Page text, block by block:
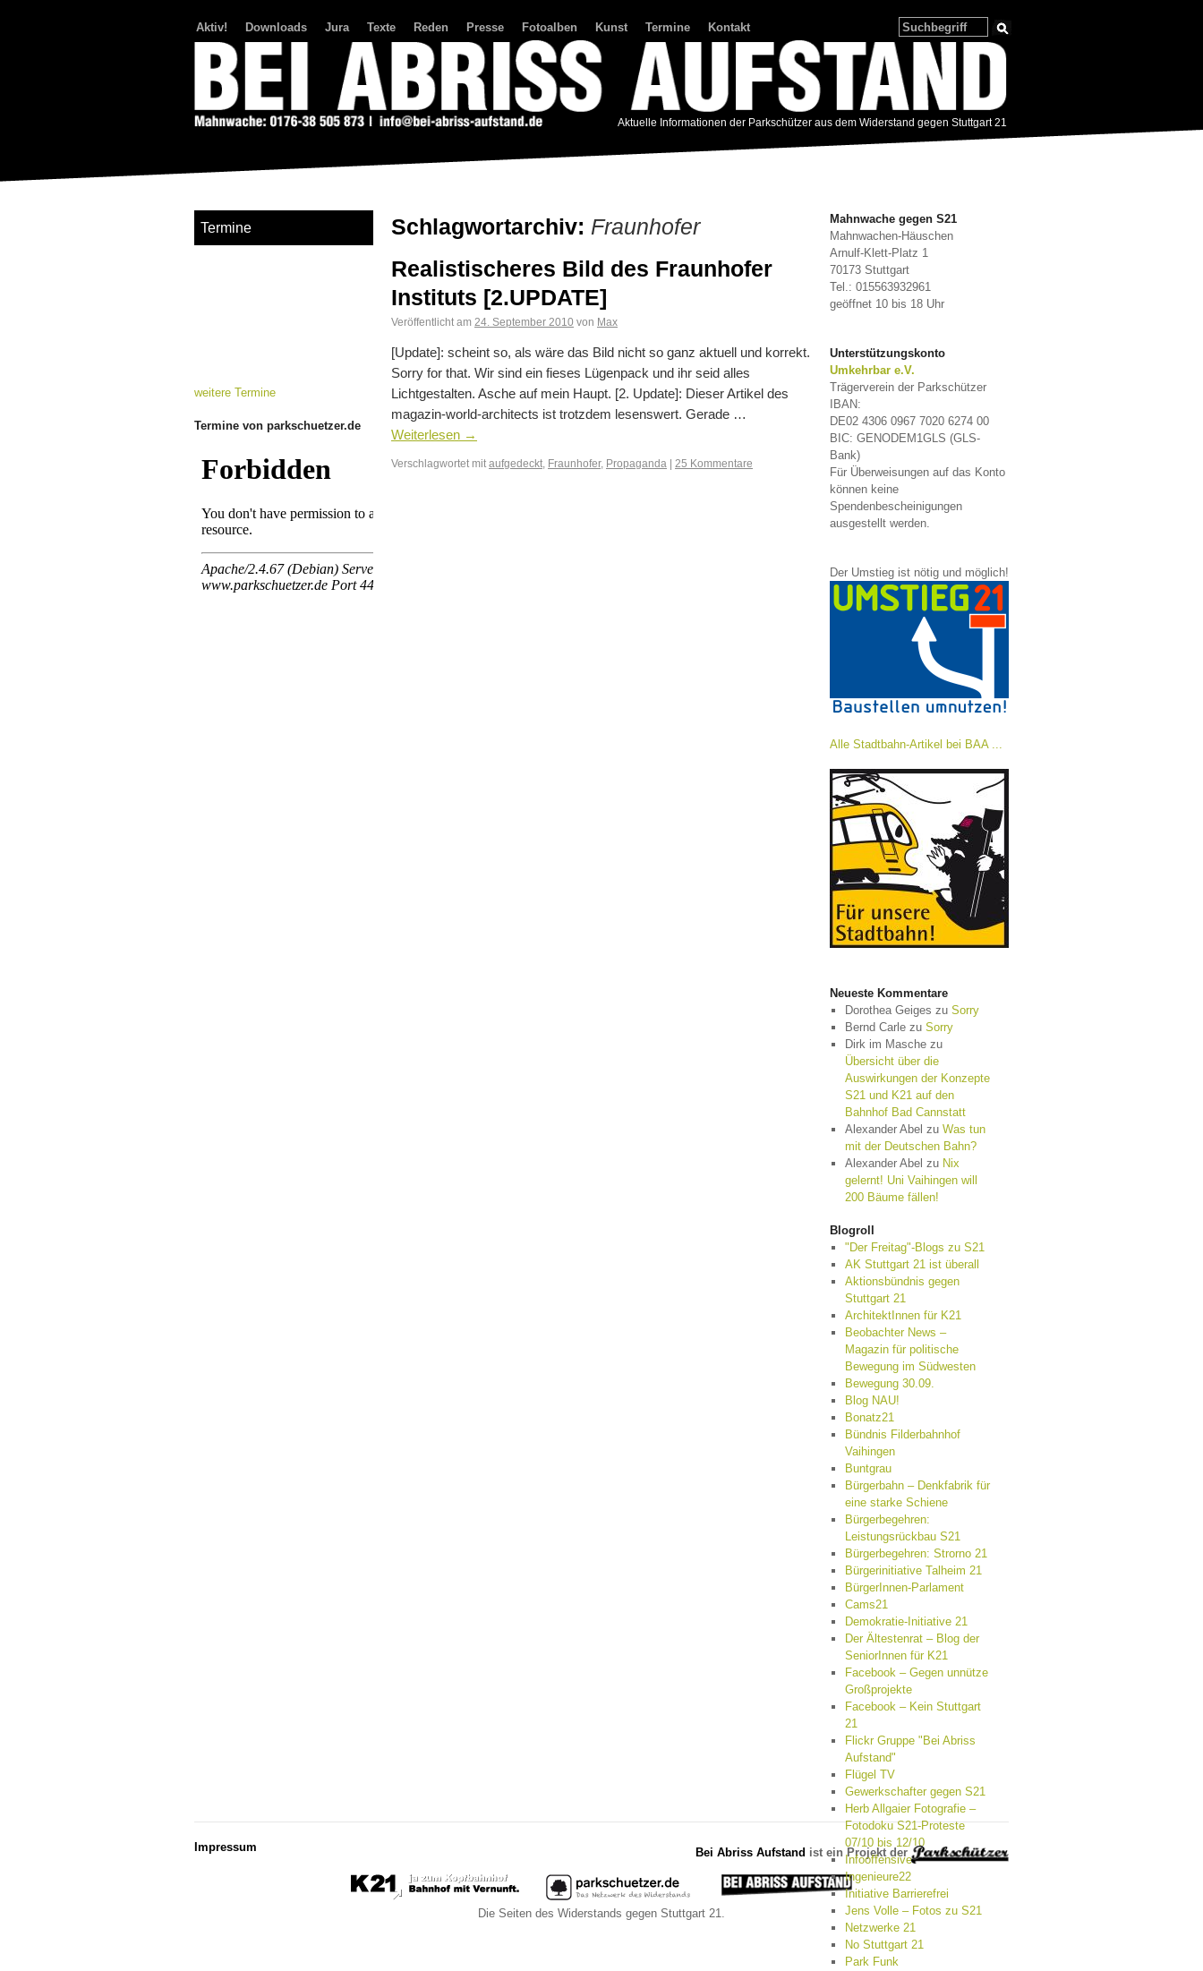
Aktiv! Downloads Jura Texte Reden Presse Fotoalben Kunst Termine Kontakt
Aktuelle Informationen der Parkschützer aus dem Widerstand gegen Stuttgart 21
Schlagwortarchiv: Fraunhofer
Realistischeres Bild des Fraunhofer
Instituts [2.UPDATE]
Veröffentlicht am 24. September 2010 von Max
[Update]: scheint so, als wäre das Bild nicht so ganz aktuell und korrekt.
Sorry for that. Wir sind ein fieses Lügenpack und ihr seid alles
Lichtgestalten. Asche auf mein Haupt. [2. Update]: Dieser Artikel des
magazin-world-architects ist trotzdem lesenswert. Gerade …
Weiterlesen →
Verschlagwortet mit aufgedeckt Fraunhofer, Propaganda | 25 Kommentare
Termine
weitere Termine
Termine von parkschuetzer.de
Mahnwache gegen S21
Mahnwachen-Häuschen
Arnulf-Klett-Platz 1
70173 Stuttgart
Tel.: 015563932961
geöffnet 10 bis 18 Uhr
Unterstützungskonto
Umkehrbar e.V.
Trägerverein der Parkschützer
IBAN:
DE02 4306 0967 7020 6274 00
BIC: GENODEM1GLS (GLS-
Bank)
Für Überweisungen auf das Konto
können keine
Spendenbescheinigungen
ausgestellt werden.
Der Umstieg ist nötig und möglich!
Alle Stadtbahn-Artikel bei BAA ...
Neueste Kommentare
Dorothea Geiges zu Sorry
Bernd Carlezu Sorry
Dirk im Maschezu
Übersicht über die
Auswirkungen der Konzepte
S21 und K21 auf den
Bahnhof Bad Cannstatt
Alexander Abel zu Was tun
mit der Deutschen Bahn?
Alexander Abel zu Nix
gelernt! Uni Vaihingen will
200 Bäume fällen!
Blogroll
"Der Freitag"-Blogs zu S21
AK Stuttgart 21 ist überall
Aktionsbündnis gegen
Stuttgart 21
ArchitektInnen für K21
Beobachter News –
Magazin für politische
Bewegung im Südwesten
Bewegung 30.09.
Blog NAU!
Bonatz21
Bündnis Filderbahnhof
Vaihingen
Buntgrau
Bürgerbahn – Denkfabrik für
eine starke Schiene
Bürgerbegehren:
Leistungsrückbau S21
Bürgerbegehren: Strorno 21
Bürgerinitiative Talheim 21
BürgerInnen-Parlament
Cams21
Demokratie-Initiative 21
Der Ältestenrat – Blog der
SeniorInnen für K21
Facebook – Gegen unnütze
Großprojekte
Facebook – Kein Stuttgart
21
Flickr Gruppe "Bei Abriss
Aufstand"
Flügel TV
Gewerkschafter gegen S21
Herb Allgaier Fotografie –
Fotodoku S21-Proteste
07/10 bis 12/10
Infooffensive
Ingenieure22
Initiative Barrierefrei
Jens Volle – Fotos zu S21
Netzwerke 21
No Stuttgart 21
Park Funk
Bei Abriss Aufstand ist ein Projekt der
Impressum
Die Seiten des Widerstands gegen Stuttgart 21.